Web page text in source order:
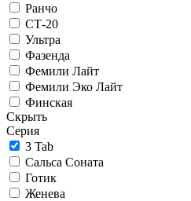
Ранчо
СТ-20
Ультра
Фазенда
Фемили Лайт
Фемили Эко Лайт
Финская
Скрыть
Серия
3 Tab
Сальса Соната
Готик
Женева